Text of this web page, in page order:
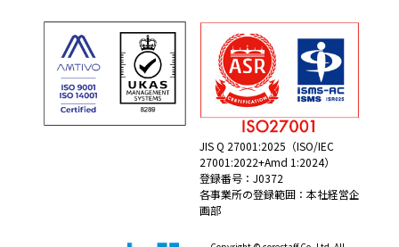
JIS Q 27001:2025（ISO/IEC
27001:2022+Amd 1:2024）
登録番号：J0372
各事業所の登録範囲：本社経営企
画部